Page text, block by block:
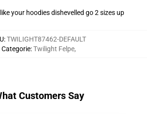
your hoodies dishevelled go 2 sizes up
:TWILIGHT87462-DEFAULT
Categorie:Twilight Felpe,
Customers Say